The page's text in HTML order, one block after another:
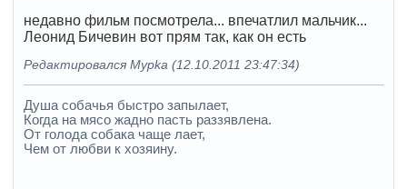
недавно фильм посмотрела... впечатлил мальчик...
Леонид Бичевин вот прям так, как он есть
Редактировался Mypka (12.10.2011 23:47:34)
Душа собачья быстро запылает,
Когда на мясо жадно пасть раззявлена.
От голода собака чаще лает,
Чем от любви к хозяину.